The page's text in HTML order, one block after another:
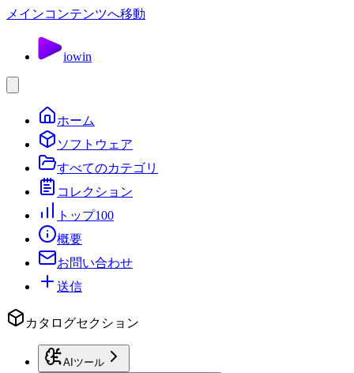
メインコンテンツへ移動
iowin
ホーム
ソフトウェア
すべてのカテゴリ
コレクション
トップ100
概要
お問い合わせ
送信
カタログセクション
AIツール